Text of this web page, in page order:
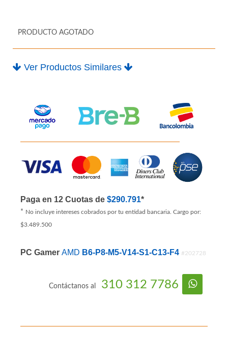
PRODUCTO AGOTADO
Ver Productos Similares
Paga en 12 Cuotas de $290.791*
* No incluye intereses cobrados por tu entidad bancaria. Cargo por:
$3.489.500
PC Gamer AMD B6-P8-M5-V14-S1-C13-F4 #202728
Contáctanos al 310 312 7786